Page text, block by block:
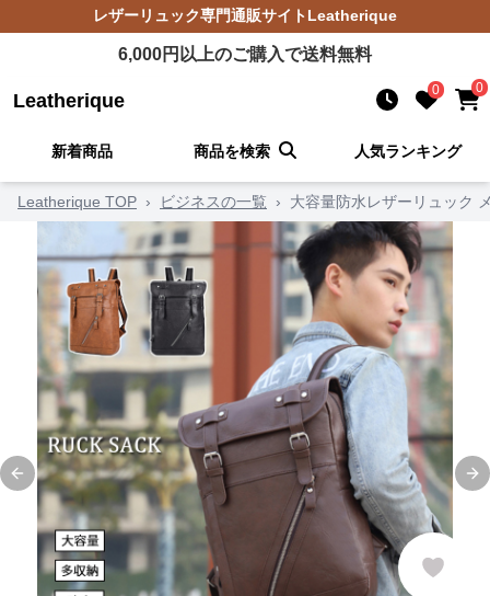
レザーリュック専門通販サイトLeatherique
6,000円以上のご購入で送料無料
Leatherique 0 0
新着商品 商品を検索 人気ランキング
Leatherique TOP › ビジネスの一覧 › 大容量防水レザーリュック
Previous slide